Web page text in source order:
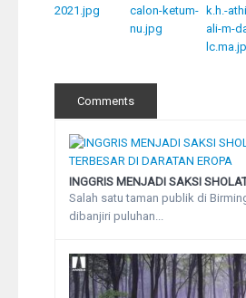
Comments
INGGRIS MENJADI SAKSI
Salah satu taman publik di
dibanjiri puluhan...